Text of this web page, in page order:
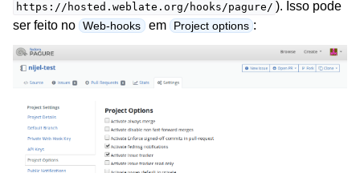
https://hosted.weblate.org/hooks/pagure/ ). Isso pode
ser feito no Web-hooks em Project options :